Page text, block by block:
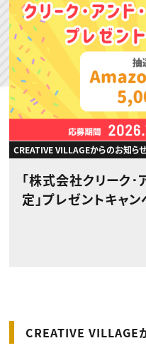
C＆R Magazine
Web
映像
ゲーム・エンタメ
広告
出版
CREATIVE VILLAGEから
プロフェッシ
CREATIVE VILLAGEからのお知ら
「株式会社クリーク
定」プレゼントキャン
CREATIVE VILLAGE